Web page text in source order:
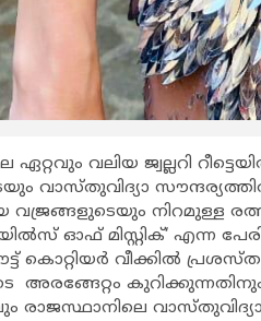
ഏറ്റവും വലിയ ജ്വല്ലറി
വാസ്തുവിദ്യാ
വജ്രങ്ങളുടെയും നിറമുള്ള
ഓഫ് മിസ്റ്റിക്‘ എന്ന
കൊറ്റിയർ വീക്കിൽ
അരങ്ങേറ്റം